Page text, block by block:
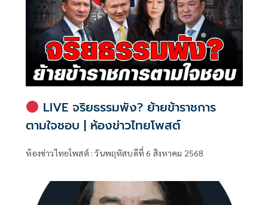
LIVE จริยธรรมพัง? ย้ายข้าราชการ
ตามใจชอบ | ห้องข่าวไทยโพสต์
ห้องข่าวไทยโพสต์ : วันพฤหัสบดีที่ 6 สิงหาคม 2568